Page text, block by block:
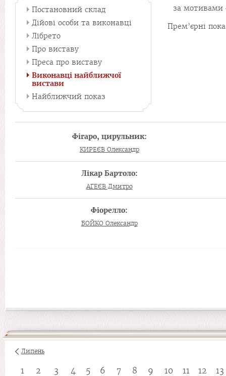
Постановний склад
Дійові особи та виконавці
Лібрето
Про виставу
Преса про виставу
Виконавці найближчої
вистави
Найближчий показ
за мотивами
Прем’єрні
Фігаро, цирульник:
КИРЕЄВ Олександр
Лікар Бартоло:
АГЕЄВ Дмитро
Фіорелло:
БОЙКО Олександр
Липень
1 2 3 4 5 6 7 8 9 10 11 12 13